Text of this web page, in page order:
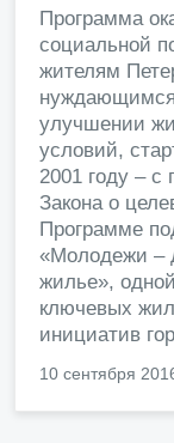
Программа
социальной
жителям
улучшении
условий,
2001 году – с
Закона о
Программе
«Молодежи –
жилье»,
ключевых
инициатив
10 сентября